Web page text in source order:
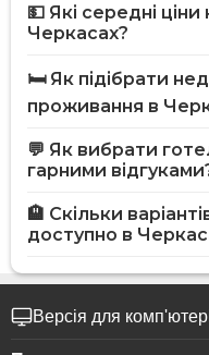
💵 Які середні
Черкасах?
🛏️ Як підібрати
проживання в
💬 Як вибрати
гарними
🏨 Скільки
доступно в
Версія для